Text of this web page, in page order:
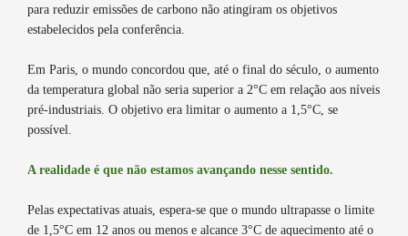
para reduzir emissões de carbono não atingiram os objetivos
estabelecidos pela conferência.
Em Paris, o mundo concordou que, até o final do século, o aumento
da temperatura global não seria superior a 2°C em relação aos níveis
pré-industriais. O objetivo era limitar o aumento a 1,5°C, se
possível.
A realidade é que não estamos avançando nesse sentido.
Pelas expectativas atuais, espera-se que o mundo ultrapasse o limite
de 1,5°C em 12 anos ou menos e alcance 3°C de aquecimento até o